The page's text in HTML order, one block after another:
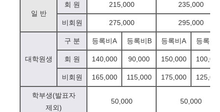
일 반
회 원 215,000 235,000
비회원 275,000 295,000
대학원생
구 분 등록비A 등록비B 등록비A 등록비
회 원 140,000 90,000 150,000
비회원 165,000 115,000 175,000
학부생(발표자
제외)
50,000 50,000